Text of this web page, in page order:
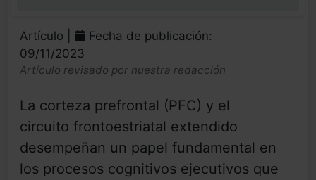
Artículo |
Fecha de publicación:
09/11/2023
Artículo revisado por nuestra redacción
La corteza prefrontal (PFC) y el
circuito frontoestriatal extendido
desempeñan un papel fundamental en
los procesos cognitivos ejecutivos que